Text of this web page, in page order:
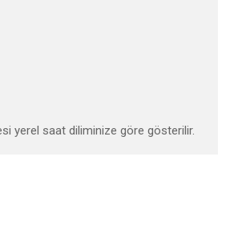
yerel saat diliminize göre gösterilir.